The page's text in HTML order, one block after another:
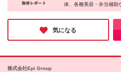
5年→その後は申し
体、各種美容・弁当補助
な制度が揃っています。
制も抜群。個人の意欲に
登用も可能で、主体性を
長できる職場環境です。
気になる
株式会社Epi Group